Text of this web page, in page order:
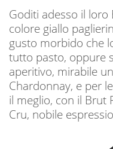
Goditi adesso il loro
colore giallo
gusto morbido che
tutto pasto, oppure
aperitivo, mirabile
Chardonnay, e per
il meglio, con il Brut
Cru, nobile